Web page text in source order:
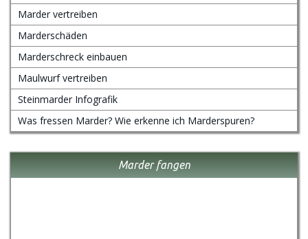
Marder vertreiben
Marderschäden
Marderschreck einbauen
Maulwurf vertreiben
Steinmarder Infografik
Was fressen Marder? Wie erkenne ich Marderspuren?
Marder fangen